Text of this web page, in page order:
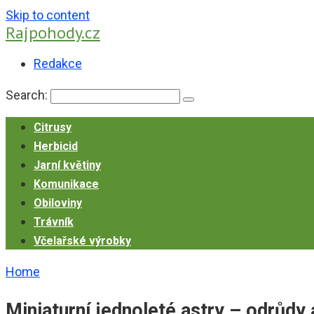
Skip to content
Rajpohody.cz
Redakce
Search:
Citrusy
Herbicid
Jarní květiny
Komunikace
Obiloviny
Trávník
Včelařské výrobky
Home